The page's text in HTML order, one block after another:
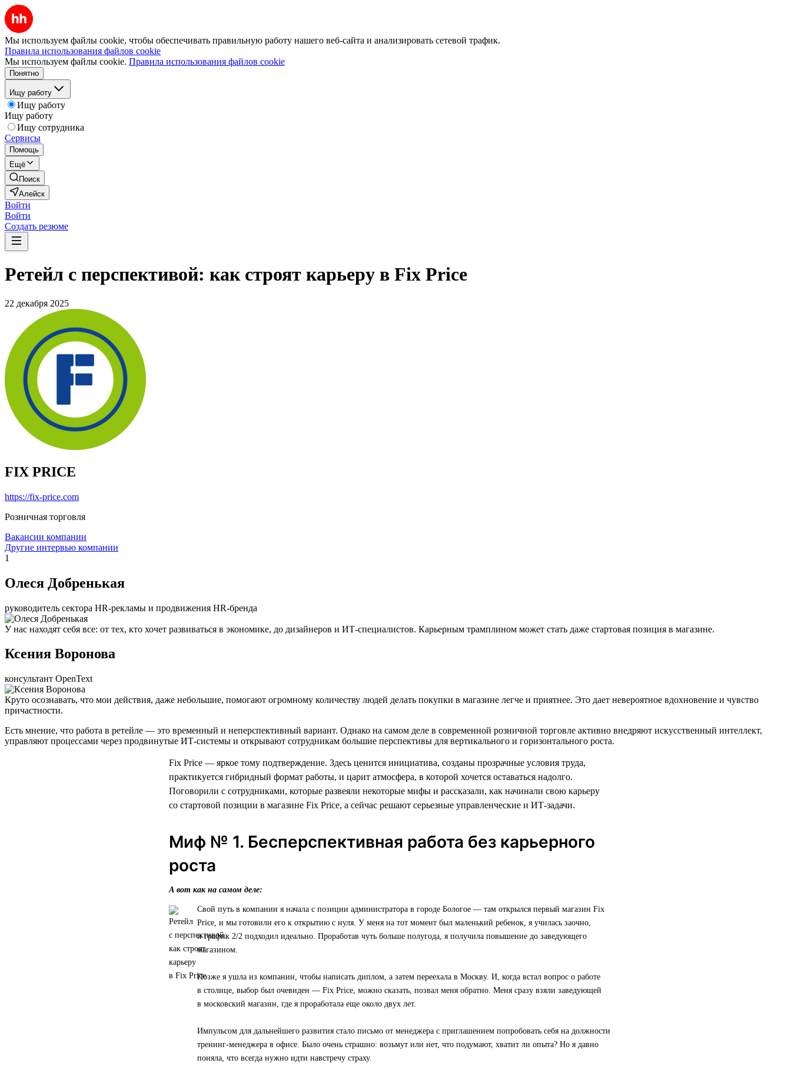
Мы используем файлы cookie, чтобы обеспечивать правильную работу нашего веб-сайта и анализировать сетевой трафик.
Правила использования файлов cookie
Мы используем файлы cookie. Правила использования файлов cookie
Понятно
Ищу работу
Ищу работу
Ищу работу
Ищу сотрудника
Сервисы
Помощь
Ещё
Поиск
Алейск
Войти
Войти
Создать резюме
Ретейл с перспективой: как строят карьеру в Fix Price
22 декабря 2025
FIX PRICE
https://fix-price.com
Розничная торговля
Вакансии компании
Другие интервью компании
1
Олеся Добренькая
руководитель сектора HR-рекламы и продвижения HR-бренда
У нас находят себя все: от тех, кто хочет развиваться в экономике, до дизайнеров и ИТ-специалистов. Карьерным трамплином может стать даже стартовая позиция в магазине.
Ксения Воронова
консультант OpenText
Круто осознавать, что мои действия, даже небольшие, помогают огромному количеству людей делать покупки в магазине легче и приятнее. Это дает невероятное вдохновение и чувство
причастности.
Есть мнение, что работа в ретейле — это временный и неперспективный вариант. Однако на самом деле в современной розничной торговле активно внедряют искусственный интеллект,
управляют процессами через продвинутые ИТ-системы и открывают сотрудникам большие перспективы для вертикального и горизонтального роста.
Fix Price — яркое тому подтверждение. Здесь ценится инициатива, созданы прозрачные условия труда,
практикуется гибридный формат работы, и царит атмосфера, в которой хочется оставаться надолго.
Поговорили с сотрудниками, которые развеяли некоторые мифы и рассказали, как начинали свою карьеру
со стартовой позиции в магазине Fix Price, а сейчас решают серьезные управленческие и ИТ-задачи.
Миф № 1. Бесперспективная работа без карьерного
роста
А вот как на самом деле:
Свой путь в компании я начала с позиции администратора в городе Бологое — там открылся первый магазин Fix
Price, и мы готовили его к открытию с нуля. У меня на тот момент был маленький ребенок, я училась заочно,
и график 2/2 подходил идеально. Проработав чуть больше полугода, я получила повышение до заведующего
магазином.
Позже я ушла из компании, чтобы написать диплом, а затем переехала в Москву. И, когда встал вопрос о работе
в столице, выбор был очевиден — Fix Price, можно сказать, позвал меня обратно. Меня сразу взяли заведующей
в московский магазин, где я проработала еще около двух лет.
Импульсом для дальнейшего развития стало письмо от менеджера с приглашением попробовать себя на должности
тренинг-менеджера в офисе. Было очень страшно: возьмут или нет, что подумают, хватит ли опыта? Но я давно
поняла, что всегда нужно идти навстречу страху.